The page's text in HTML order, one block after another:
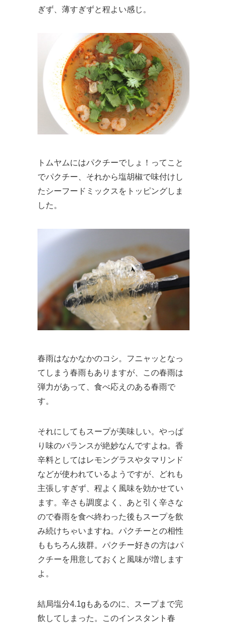
ぎず、薄すぎずと程よい感じ。
トムヤムにはパクチーでしょ！ってこと
でパクチー、それから塩胡椒で味付けし
たシーフードミックスをトッピングしま
した。
春雨はなかなかのコシ。フニャッとなっ
てしまう春雨もありますが、この春雨は
弾力があって、食べ応えのある春雨で
す。
それにしてもスープが美味しい。やっぱ
り味のバランスが絶妙なんですよね。香
辛料としてはレモングラスやタマリンド
などが使われているようですが、どれも
主張しすぎず、程よく風味を効かせてい
ます。辛さも調度よく、あと引く辛さな
ので春雨を食べ終わった後もスープを飲
み続けちゃいますね。パクチーとの相性
ももちろん抜群。パクチー好きの方はパ
クチーを用意しておくと風味が増します
よ。
結局塩分4.1gもあるのに、スープまで完
飲してしまった。このインスタント春